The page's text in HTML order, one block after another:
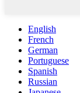
English
French
German
Portuguese
Spanish
Russian